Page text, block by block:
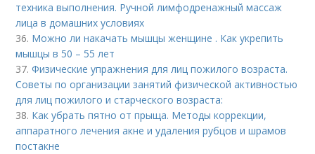
техника выполнения. Ручной лимфодренажный массаж
лица в домашних условиях
36. Можно ли накачать мышцы женщине . Как укрепить
мышцы в 50 – 55 лет
37.Физические упражнения для лиц пожилого возраста.
Советы по организации занятий физической активностью
для лиц пожилого и старческого возраста:
38. Как убрать пятно от прыща. Методы коррекции,
аппаратного лечения акне и удаления рубцов и шрамов
постакне